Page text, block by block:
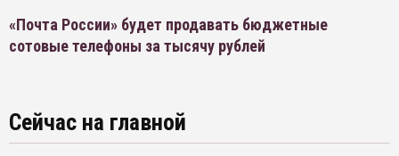
«Почта России» будет продавать бюджетные
сотовые телефоны за тысячу рублей
Сейчас на главной